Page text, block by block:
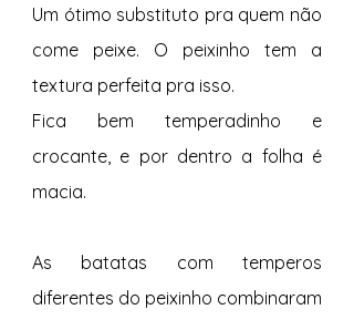
Um ótimo substituto pra quem não
come peixe. O peixinho tem a
textura perfeita pra isso.
Fica bem temperadinho e
crocante, e por dentro a folha é
macia.
As batatas com temperos
diferentes do peixinho combinaram